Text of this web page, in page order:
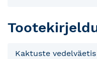
Kaktuste vedelväetis